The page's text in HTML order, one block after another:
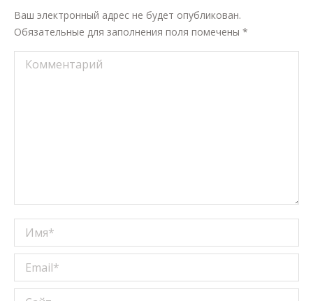
Ваш электронный адрес не будет опубликован.
Обязательные для заполнения поля помечены *
Комментарий
Имя *
Email *